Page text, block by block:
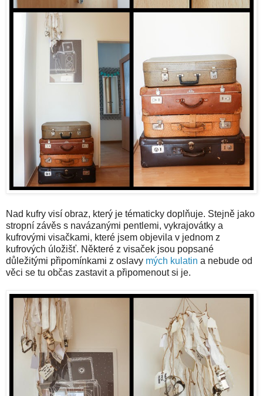
Nad kufry visí obraz, který je tématicky doplňuje. Stejně jako
stropní závěs s navázanými pentlemi, vykrajovátky a
kufrovými visačkami, které jsem objevila v jednom z
kufrových úložišť. Některé z visaček jsou popsané
důležitými připomínkami z oslavy mých kulatin a nebude od
věci se tu občas zastavit a připomenout si je.